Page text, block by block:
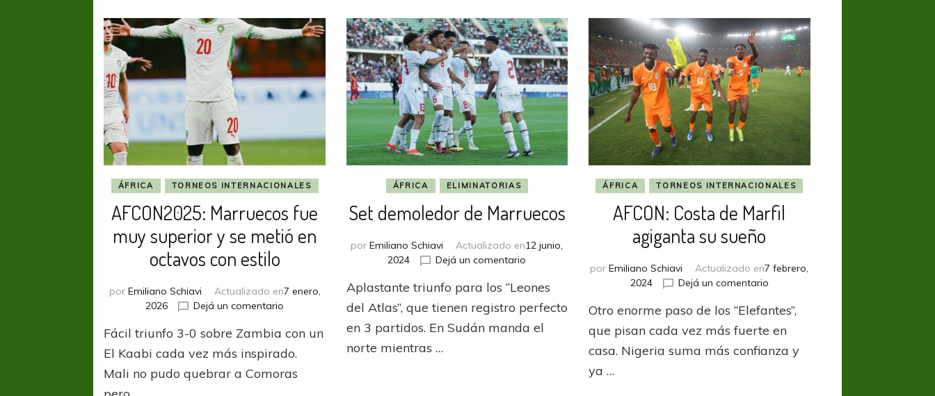
ÁFRICA TORNEOS INTERNACIONALES
AFCON2025: Marruecos fue
muy superior y se metió en
octavos con estilo
por Emiliano Schiavi Actualizado en7 enero,
2026
Dejá un comentario
Marruecos
fue
superior
Fácil triunfo 3-0 sobre Zambia con un
El Kaabi cada vez más inspirado.
Mali no pudo quebrar a Comoras
ÁFRICA ELIMINATORIAS
Set demoledor de Marruecos
porEmiliano Schiavi Actualizado en12 junio,
2024
Dejá un comentario
demoledor
de
Aplastante triunfo para los “Leones
del Atlas”, que tienen registro perfecto
en 3 partidos. En Sudán manda el
norte mientras …
ÁFRICA TORNEOS INTERNACIONALES
AFCON: Costa de Marfil
agiganta su sueño
porEmiliano Schiavi Actualizado en7 febrero,
2024
Dejá un comentarioen
Costa
de
agiganta
Otro enorme paso de los “Elefantes”,
que pisan cada vez más fuerte en
casa. Nigeria suma más confianza y
ya …